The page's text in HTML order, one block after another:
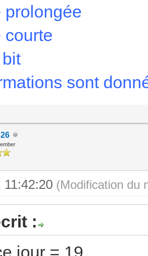
prolongée
courte
sont
11:42:20 (Modification du
:
jour = 19